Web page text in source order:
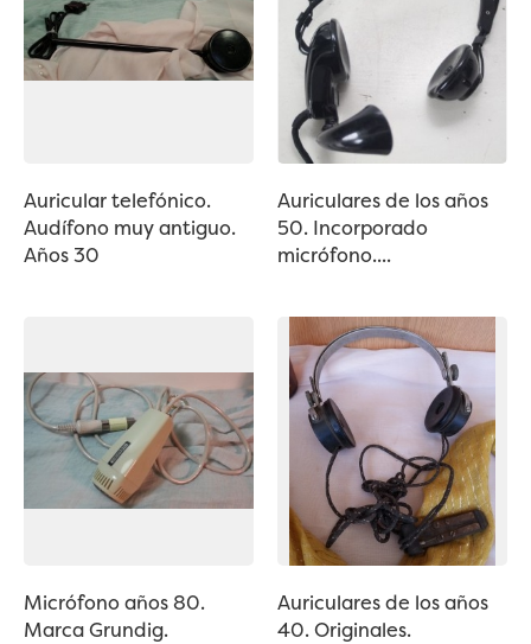
Auricular telefónico.
Audífono muy antiguo.
Años 30
Auriculares de los años
50. Incorporado
micrófono....
Micrófono años 80.
Marca Grundig.
Auriculares de los años
40. Originales.